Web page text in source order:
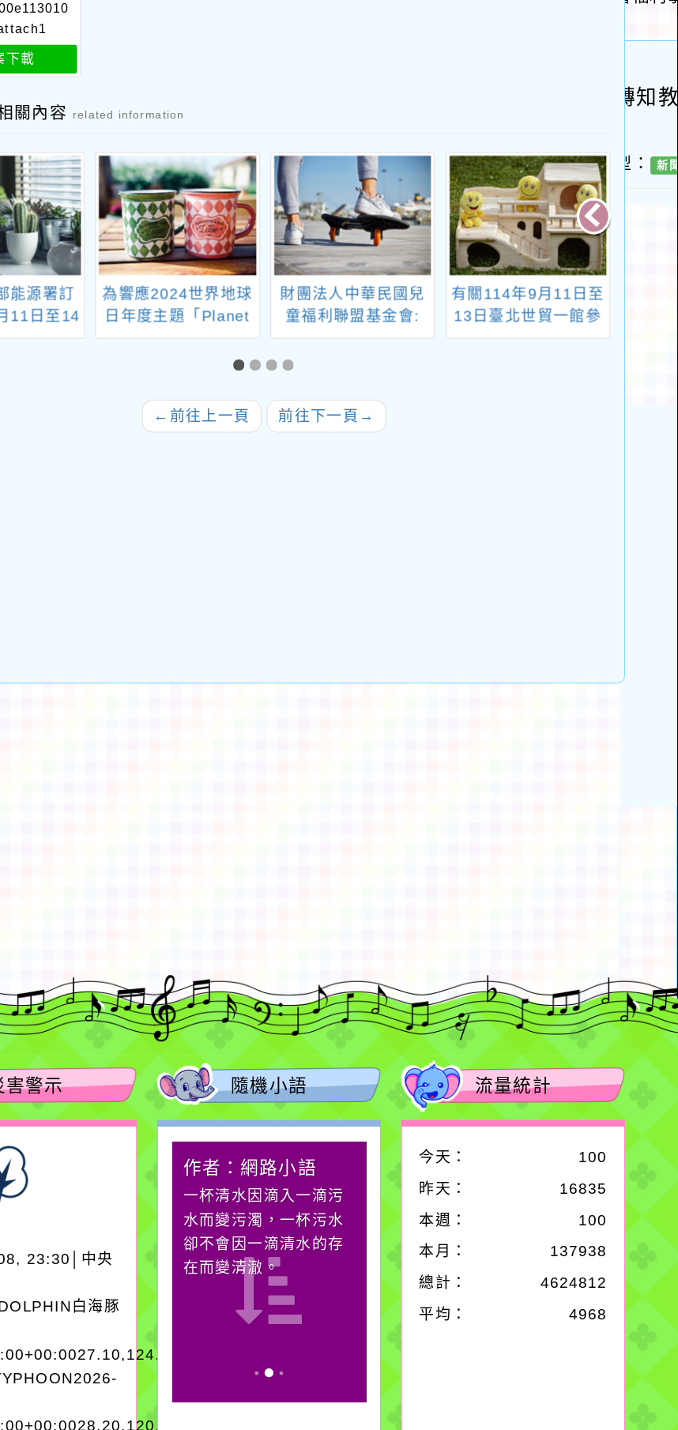
下載
關內容 related information
能源署訂
11日至14
為響應2024世界地球
日年度主題「Planet
膠」將於暑假辦理
2024生態 素養夏令營
財團法人中華民國兒
童福利聯盟基金會:
福利聯盟基金會「身
相關資源免費申請利
用 二、「SDGs兒童
有關114年9月11日至
13日臺北世貿一館參
← 前往上一頁 前往下一頁 →
害警示
23:30│中央
白海豚
隨機小語
者：網路小語
實現理想的路途中，
惑。
作者：網路小語
一杯清水因滴入一滴污
水而變污濁，一杯污水
卻不會因一滴清水的存
在而變清澈。
作者：網路小語
生活是一面鏡子。你對
它笑，它就對你笑；你
對它哭，它也對你哭。
流量統計
今天：
100
昨天：
16835
本週： 100
本月： 137938
總計： 4624812
平均： 4968